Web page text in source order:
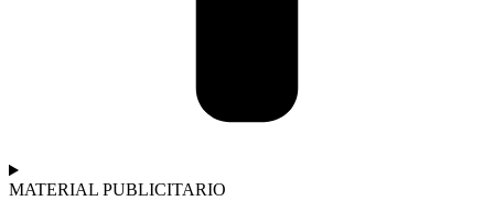
MATERIAL PUBLICITARIO